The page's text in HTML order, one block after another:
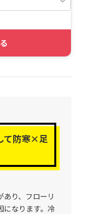
て防寒×足
り、フローリ
になります。冷